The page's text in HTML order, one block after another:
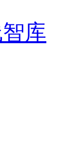
库